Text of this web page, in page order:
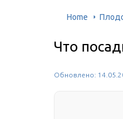
Home
Что
Обновлено: